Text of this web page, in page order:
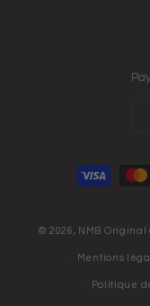
© 2026, NMB Original
Mentions
Politique